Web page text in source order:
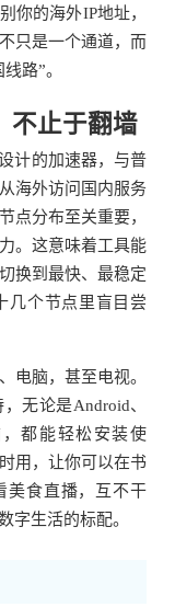
你的海外IP地址，
只是一个通道，而
路”。
不止于翻墙
计的加速器，与普
海外访问国内服务
点分布至关重要，
。这意味着工具能
换到最快、最稳定
几个节点里盲目尝
电脑，甚至电视。
无论是Android、
，都能轻松安装使
用，让你可以在书
美食直播，互不干
字生活的标配。